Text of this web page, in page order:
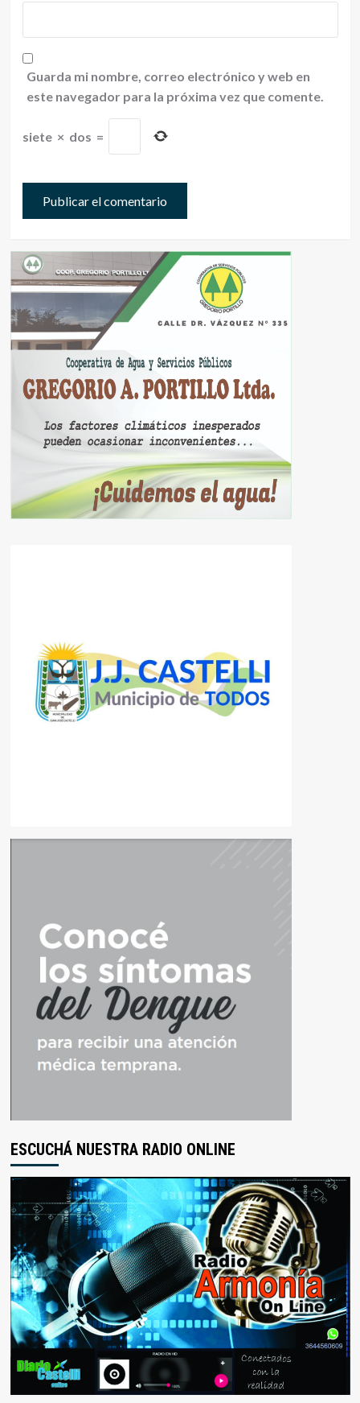
Guarda mi nombre, correo electrónico y web en
este navegador para la próxima vez que comente.
siete × dos =
ESCUCHÁ NUESTRA RADIO ONLINE